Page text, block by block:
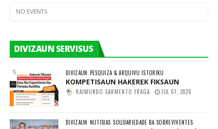
NO EVENTS
DIVIZAUN SERVISUS
DIVIZAUN PESQUIZA & ARQUIVU ISTORIKU
KOMPETISAUN HAKEREK FIKSAUN
RAIMUNDO SARMENTO FRAGA JUL 07, 2026
DIVIZAUN NUTISIAS SOLIDARIEDADE BA SOBREVIVENTES